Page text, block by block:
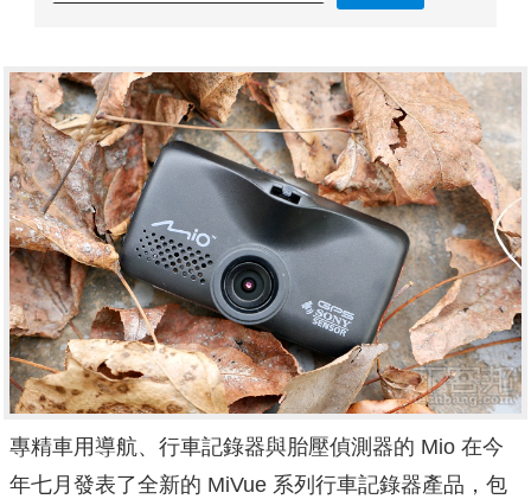
專精車用導航、行車記錄器與胎壓偵測器的 Mio 在今
年七月發表了全新的 MiVue 系列行車記錄器產品，包